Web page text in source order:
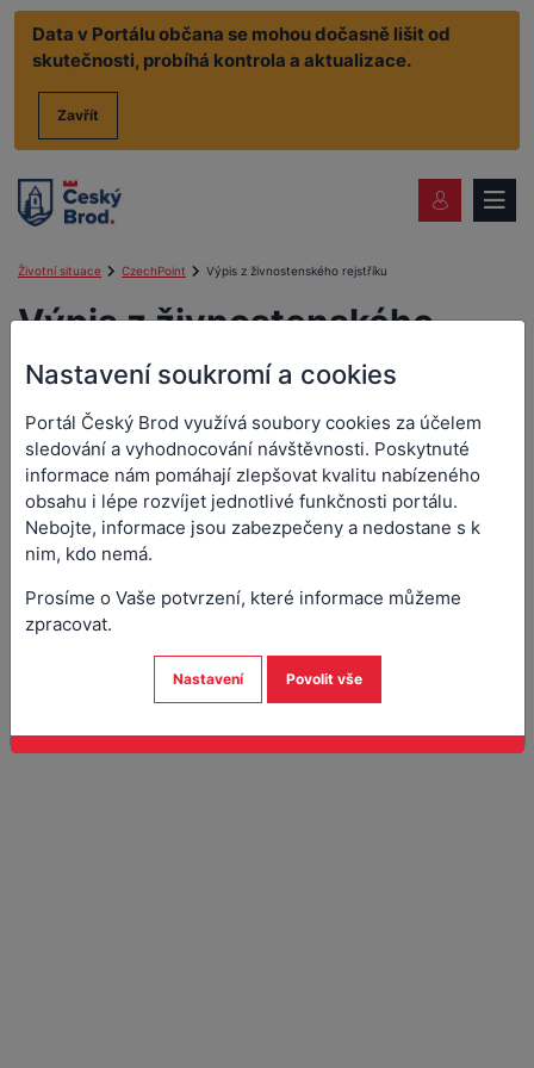
Data v Portálu občana se mohou dočasně lišit od
skutečnosti, probíhá kontrola a aktualizace.
Zavřít
Životní situace CzechPoint Výpis z živnostenského rejstříku
Výpis z živnostenského
rejstříku
Pobočka CzechPoint sídlí na adrese náměstí Arnošta z Pardubic
č.p. 56, přízemí velvo.Mapa
Rezervační systém
Kontakt
Nastavení soukromí a cookies
Portál Český Brod využívá soubory cookies za účelem
sledování a vyhodnocování návštěvnosti. Poskytnuté
informace nám pomáhají zlepšovat kvalitu nabízeného
obsahu i lépe rozvíjet jednotlivé funkčnosti portálu.
Nebojte, informace jsou zabezpečeny a nedostane s k
nim, kdo nemá.
Prosíme o Vaše potvrzení, které informace můžeme
zpracovat.
Nastavení Povolit vše